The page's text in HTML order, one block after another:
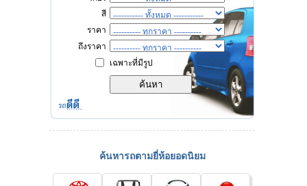
สี
ราคา
ถึงราคา
เฉพาะที่มีรูป
ค้นหารถตามยี่ห้อยอดนิยม